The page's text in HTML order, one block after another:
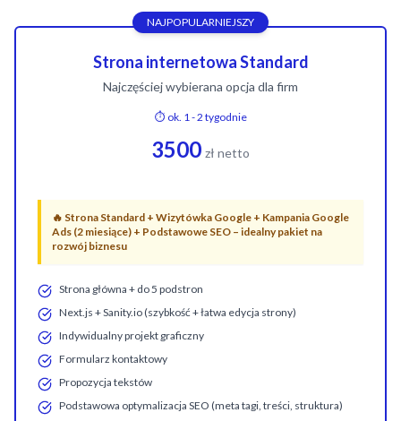
NAJPOPULARNIEJSZY
Strona internetowa Standard
Najczęściej wybierana opcja dla firm
⏱️ ok. 1 - 2 tygodnie
3500 zł netto
🔥 Strona Standard + Wizytówka Google + Kampania Google
Ads (2 miesiące) + Podstawowe SEO – idealny pakiet na
rozwój biznesu
Strona główna + do 5 podstron
Next.js + Sanity.io (szybkość + łatwa edycja strony)
Indywidualny projekt graficzny
Formularz kontaktowy
Propozycja tekstów
Podstawowa optymalizacja SEO (meta tagi, treści, struktura)